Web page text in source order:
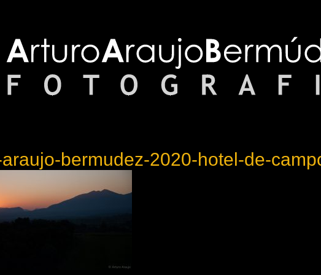
bermudez-2020-hotel-de-